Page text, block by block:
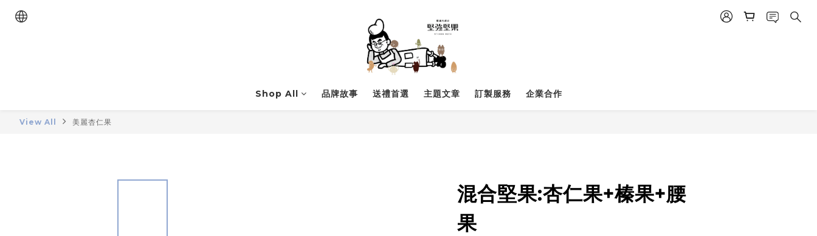
Shop All 品牌故事 送禮首選 主題文章 訂製服務 企業合作
View All 美麗杏仁果
混合堅果:杏仁果+榛果+腰
果